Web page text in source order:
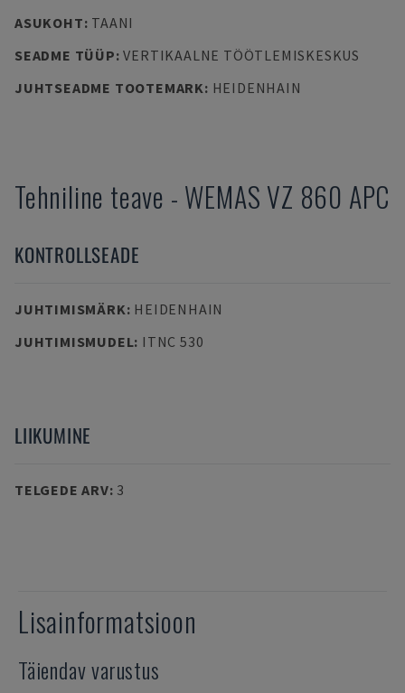
ASUKOHT: TAANI
SEADME TÜÜP:VERTIKAALNE TÖÖTLEMISKESKUS
JUHTSEADME TOOTEMARK: HEIDENHAIN
Tehniline teave - WEMAS VZ 860 APC
KONTROLLSEADE
JUHTIMISMÄRK: HEIDENHAIN
JUHTIMISMUDEL: ITNC 530
LIIKUMINE
TELGEDE ARV: 3
Lisainformatsioon
Täiendav varustus